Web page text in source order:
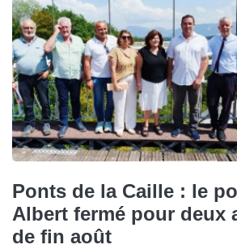
Ponts de la Caille : le
Albert fermé pour deux
de fin août